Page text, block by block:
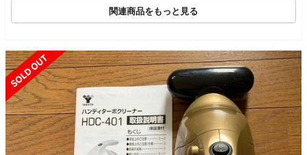
関連商品をもっと見る
SOLD OUT